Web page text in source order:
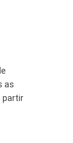
as
partir